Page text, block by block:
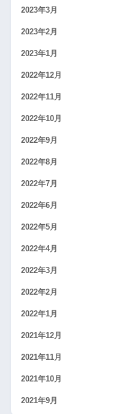
2023年3月
2023年2月
2023年1月
2022年12月
2022年11月
2022年10月
2022年9月
2022年8月
2022年7月
2022年6月
2022年5月
2022年4月
2022年3月
2022年2月
2022年1月
2021年12月
2021年11月
2021年10月
2021年9月